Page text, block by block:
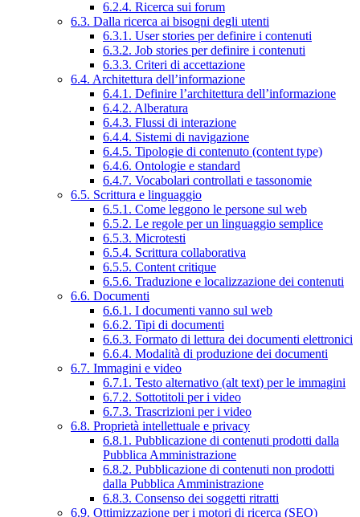
6.2.4. Ricerca sui forum
6.3. Dalla ricerca ai bisogni degli utenti
6.3.1. User stories per definire i contenuti
6.3.2. Job stories per definire i contenuti
6.3.3. Criteri di accettazione
6.4. Architettura dell’informazione
6.4.1. Definire l’architettura dell’informazione
6.4.2. Alberatura
6.4.3. Flussi di interazione
6.4.4. Sistemi di navigazione
6.4.5. Tipologie di contenuto (content type)
6.4.6. Ontologie e standard
6.4.7. Vocabolari controllati e tassonomie
6.5. Scrittura e linguaggio
6.5.1. Come leggono le persone sul web
6.5.2. Le regole per un linguaggio semplice
6.5.3. Microtesti
6.5.4. Scrittura collaborativa
6.5.5. Content critique
6.5.6. Traduzione e localizzazione dei contenuti
6.6. Documenti
6.6.1. I documenti vanno sul web
6.6.2. Tipi di documenti
6.6.3. Formato di lettura dei documenti elettronici
6.6.4. Modalità di produzione dei documenti
6.7. Immagini e video
6.7.1. Testo alternativo (alt text) per le immagini
6.7.2. Sottotitoli per i video
6.7.3. Trascrizioni per i video
6.8. Proprietà intellettuale e privacy
6.8.1. Pubblicazione di contenuti prodotti dalla
Pubblica Amministrazione
6.8.2. Pubblicazione di contenuti non prodotti
dalla Pubblica Amministrazione
6.8.3. Consenso dei soggetti ritratti
6.9. Ottimizzazione per i motori di ricerca (SEO)